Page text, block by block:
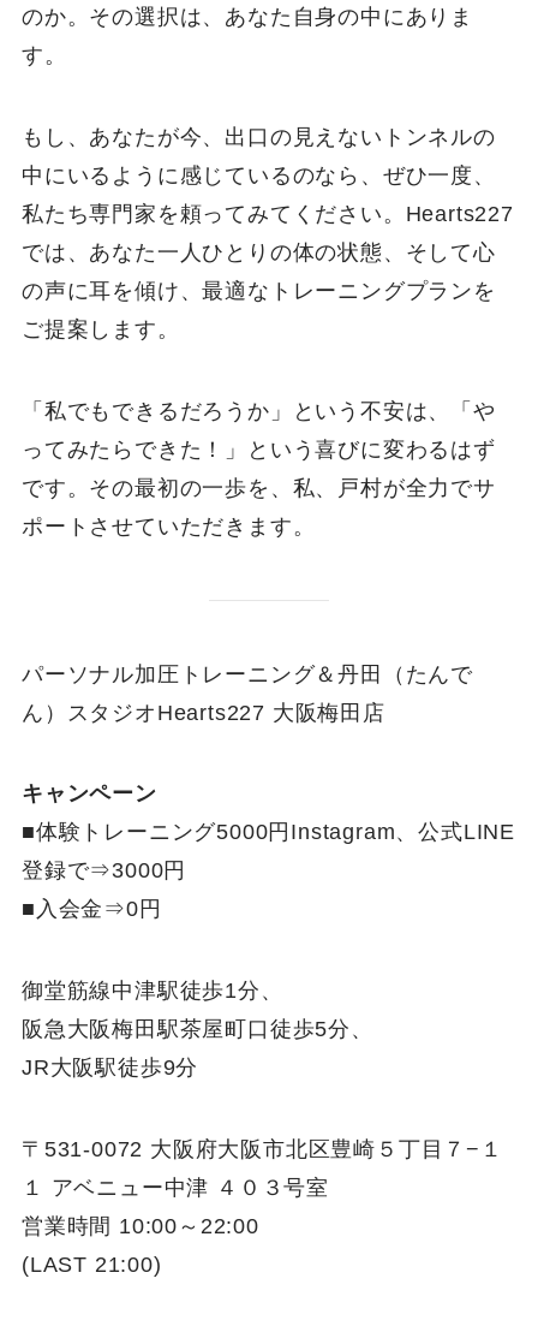
のか。その選択は、あなた自身の中にありま
す。
もし、あなたが今、出口の見えないトンネルの
中にいるように感じているのなら、ぜひ一度、
私たち専門家を頼ってみてください。Hearts227
では、あなた一人ひとりの体の状態、そして心
の声に耳を傾け、最適なトレーニングプランを
ご提案します。
「私でもできるだろうか」という不安は、「や
ってみたらできた！」という喜びに変わるはず
です。その最初の一歩を、私、戸村が全力でサ
ポートさせていただきます。
パーソナル加圧トレーニング＆丹田（たんで
ん）スタジオHearts227 大阪梅田店
キャンペーン
■体験トレーニング5000円Instagram、公式LINE
登録で⇒3000円
■入会金⇒0円
御堂筋線中津駅徒歩1分、
阪急大阪梅田駅茶屋町口徒歩5分、
JR大阪駅徒歩9分
〒531-0072 大阪府大阪市北区豊崎５丁目７−１
１ アベニュー中津 ４０３号室
営業時間 10:00～22:00
(LAST 21:00)